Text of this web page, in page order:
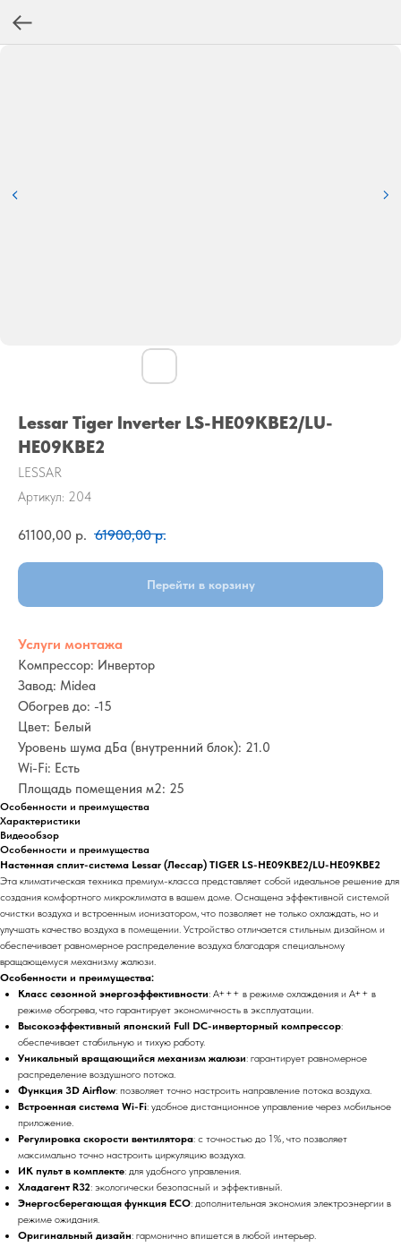
Lessar Tiger Inverter LS-HE09KBE2/LU-
HE09KBE2
LESSAR
Артикул: 204
61100,00 р. 61900,00 р.
Перейти в корзину
Услуги монтажа
Компрессор: Инвертор
Завод: Midea
Обогрев до: -15
Цвет: Белый
Уровень шума дБа (внутренний блок): 21.0
Wi-Fi: Есть
Площадь помещения м2: 25
Особенности и преимущества
Характеристики
Видеообзор
Особенности и преимущества
Настенная сплит-система Lessar (Лессар) TIGER LS-HE09KBE2/LU-HE09KBE2
Эта климатическая техника премиум-класса представляет собой идеальное решение для
создания комфортного микроклимата в вашем доме. Оснащена эффективной системой
очистки воздуха и встроенным ионизатором, что позволяет не только охлаждать, но и
улучшать качество воздуха в помещении. Устройство отличается стильным дизайном и
обеспечивает равномерное распределение воздуха благодаря специальному
вращающемуся механизму жалюзи.
Особенности и преимущества:
Класс сезонной энергоэффективности: А+++ в режиме охлаждения и A++ в
режиме обогрева, что гарантирует экономичность в эксплуатации.
Высокоэффективный японский Full DC-инверторный компрессор:
обеспечивает стабильную и тихую работу.
Уникальный вращающийся механизм жалюзи: гарантирует равномерное
распределение воздушного потока.
Функция 3D Airflow: позволяет точно настроить направление потока воздуха.
Встроенная система Wi-Fi: удобное дистанционное управление через мобильное
приложение.
Регулировка скорости вентилятора: с точностью до 1%, что позволяет
максимально точно настроить циркуляцию воздуха.
ИК пульт в комплекте: для удобного управления.
Хладагент R32: экологически безопасный и эффективный.
Энергосберегающая функция ECO: дополнительная экономия электроэнергии в
режиме ожидания.
Оригинальный дизайн: гармонично впишется в любой интерьер.